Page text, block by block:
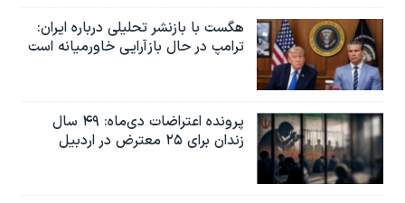
هگست با بازنشر تحلیلی درباره ایران:
ترامپ در حال بازآرایی خاورمیانه است
پرونده اعتراضات دی‌ماه: ۴۹ سال
زندان برای ۲۵ معترض در اردبیل